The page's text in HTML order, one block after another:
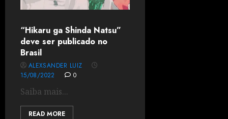
“Hikaru ga Shinda Natsu”
deve ser publicado no
Brasil
ALEXSANDER LUIZ
15/08/2022
0
Saiba mais...
READ MORE